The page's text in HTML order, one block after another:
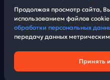
32:09
© Bobr.video
Техническая
Политика
Продолжая просмотр сайта,
использованием файлов cookie
обработки персональных
передачу данных
Принять